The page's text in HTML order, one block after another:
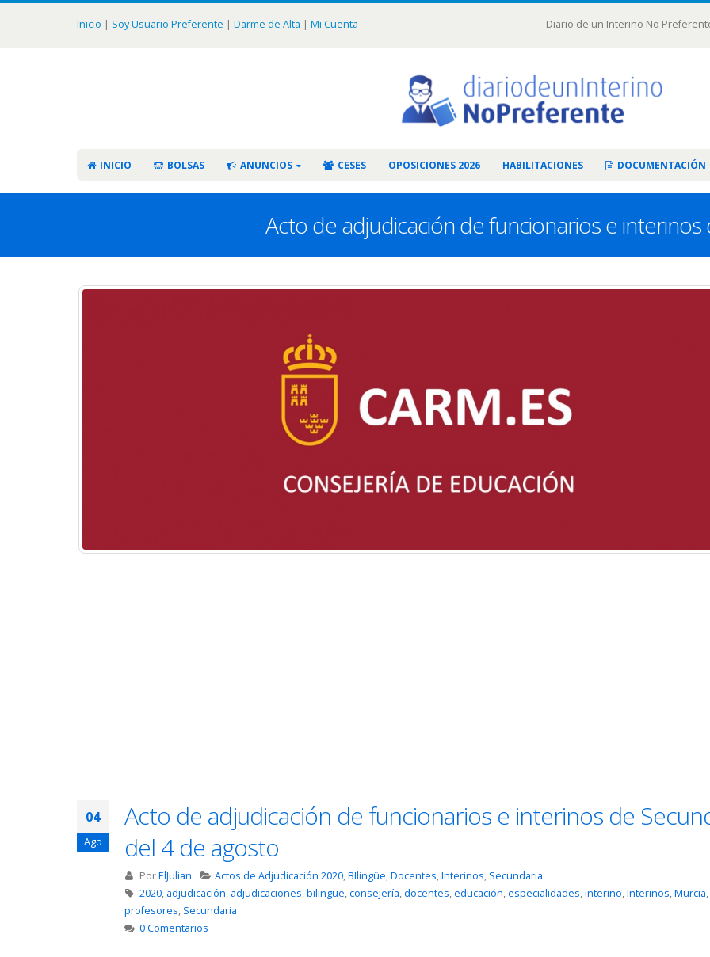
Inicio | Soy Usuario Preferente | Darme de Alta | Mi Cuenta Diario de un Interino No
INICIO BOLSAS ANUNCIOS CESES OPOSICIONES 2026 HABILITACIONES DOCUMENTACIÓN
Acto de adjudicación de funcionarios e
04
Ago
Acto de adjudicación de funcionarios e interinos de
del 4 de agosto
PorElJulian Actos de Adjudicación 2020,BIlingüe,Docentes,Interinos, Secundaria
2020, adjudicación, adjudicaciones,bilingüe,consejería,docentes,educación,especialidades,interino,Interinos,Murcia,
profesores, Secundaria
0 Comentarios